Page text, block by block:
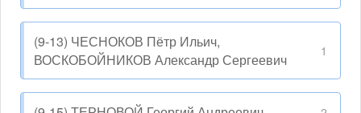
(9-13) ЧЕСНОКОВ Пётр Ильич,
ВОСКОБОЙНИКОВ Александр Сергеевич
1